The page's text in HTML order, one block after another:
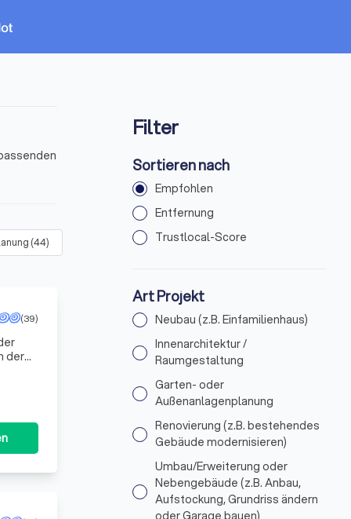
(44) Renovierung (z.B. bestehendes Gebäude modernisieren)
(39)
der
Filter
Sortieren nach
Empfohlen
Entfernung
Trustlocal-Score
Art Projekt
Neubau (z.B. Einfamilienhaus)
Innenarchitektur /
Raumgestaltung
Garten- oder
Außenanlagenplanung
Renovierung (z.B. bestehendes
Gebäude modernisieren)
Umbau/Erweiterung oder
Nebengebäude (z.B. Anbau,
Aufstockung, Grundriss ändern
oder Garage bauen)